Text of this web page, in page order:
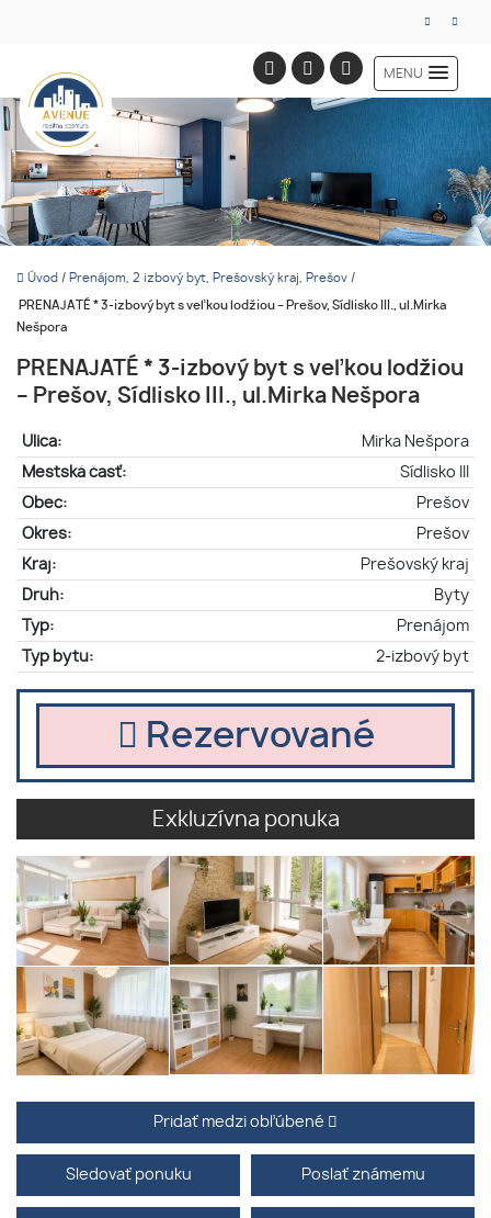
MENU
Úvod / Prenájom, 2 izbový byt, Prešovský kraj, Prešov /
PRENAJATÉ * 3-izbový byt s veľkou lodžiou – Prešov, Sídlisko III., ul.Mirka
Nešpora
PRENAJATÉ * 3-izbový byt s veľkou lodžiou
– Prešov, Sídlisko III., ul.Mirka Nešpora
Ulica:
Mirka Nešpora
Mestská časť:
Sídlisko III
Obec:
Prešov
Okres:
Prešov
Kraj:
Prešovský kraj
Druh:
Byty
Typ:
Prenájom
Typ bytu:
2-izbový byt
Rezervované
Exkluzívna ponuka
Pridať medzi obľúbené
Sledovať ponuku Poslať známemu